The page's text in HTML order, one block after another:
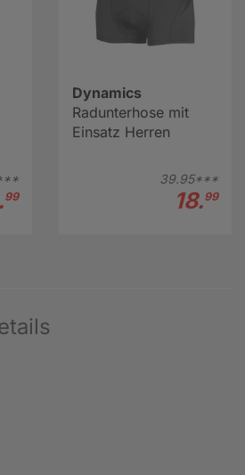
99
Dynamics
Radunterhose mit
Einsatz Herren
39.95***
18.99